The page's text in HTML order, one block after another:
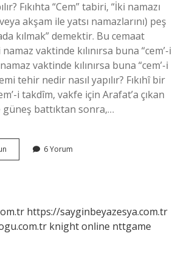
Fıkıhta “Cem” tabiri, “İki namazı
akşam ile yatsı namazlarını) peş
kılmak” demektir. Bu cemaat
vaktinde kılınırsa buna “cem’-i
vaktinde kılınırsa buna “cem’-i
tehir nedir nasıl yapılır? Fıkıhî bir
i takdîm, vakfe için Arafat’a çıkan
güneş battıktan sonra,…
Etmek
6 Yorum
https://sayginbeyazesya.com.tr
knight online nttgame